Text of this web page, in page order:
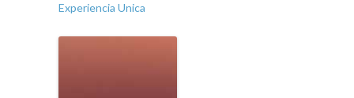
Experiencia Unica